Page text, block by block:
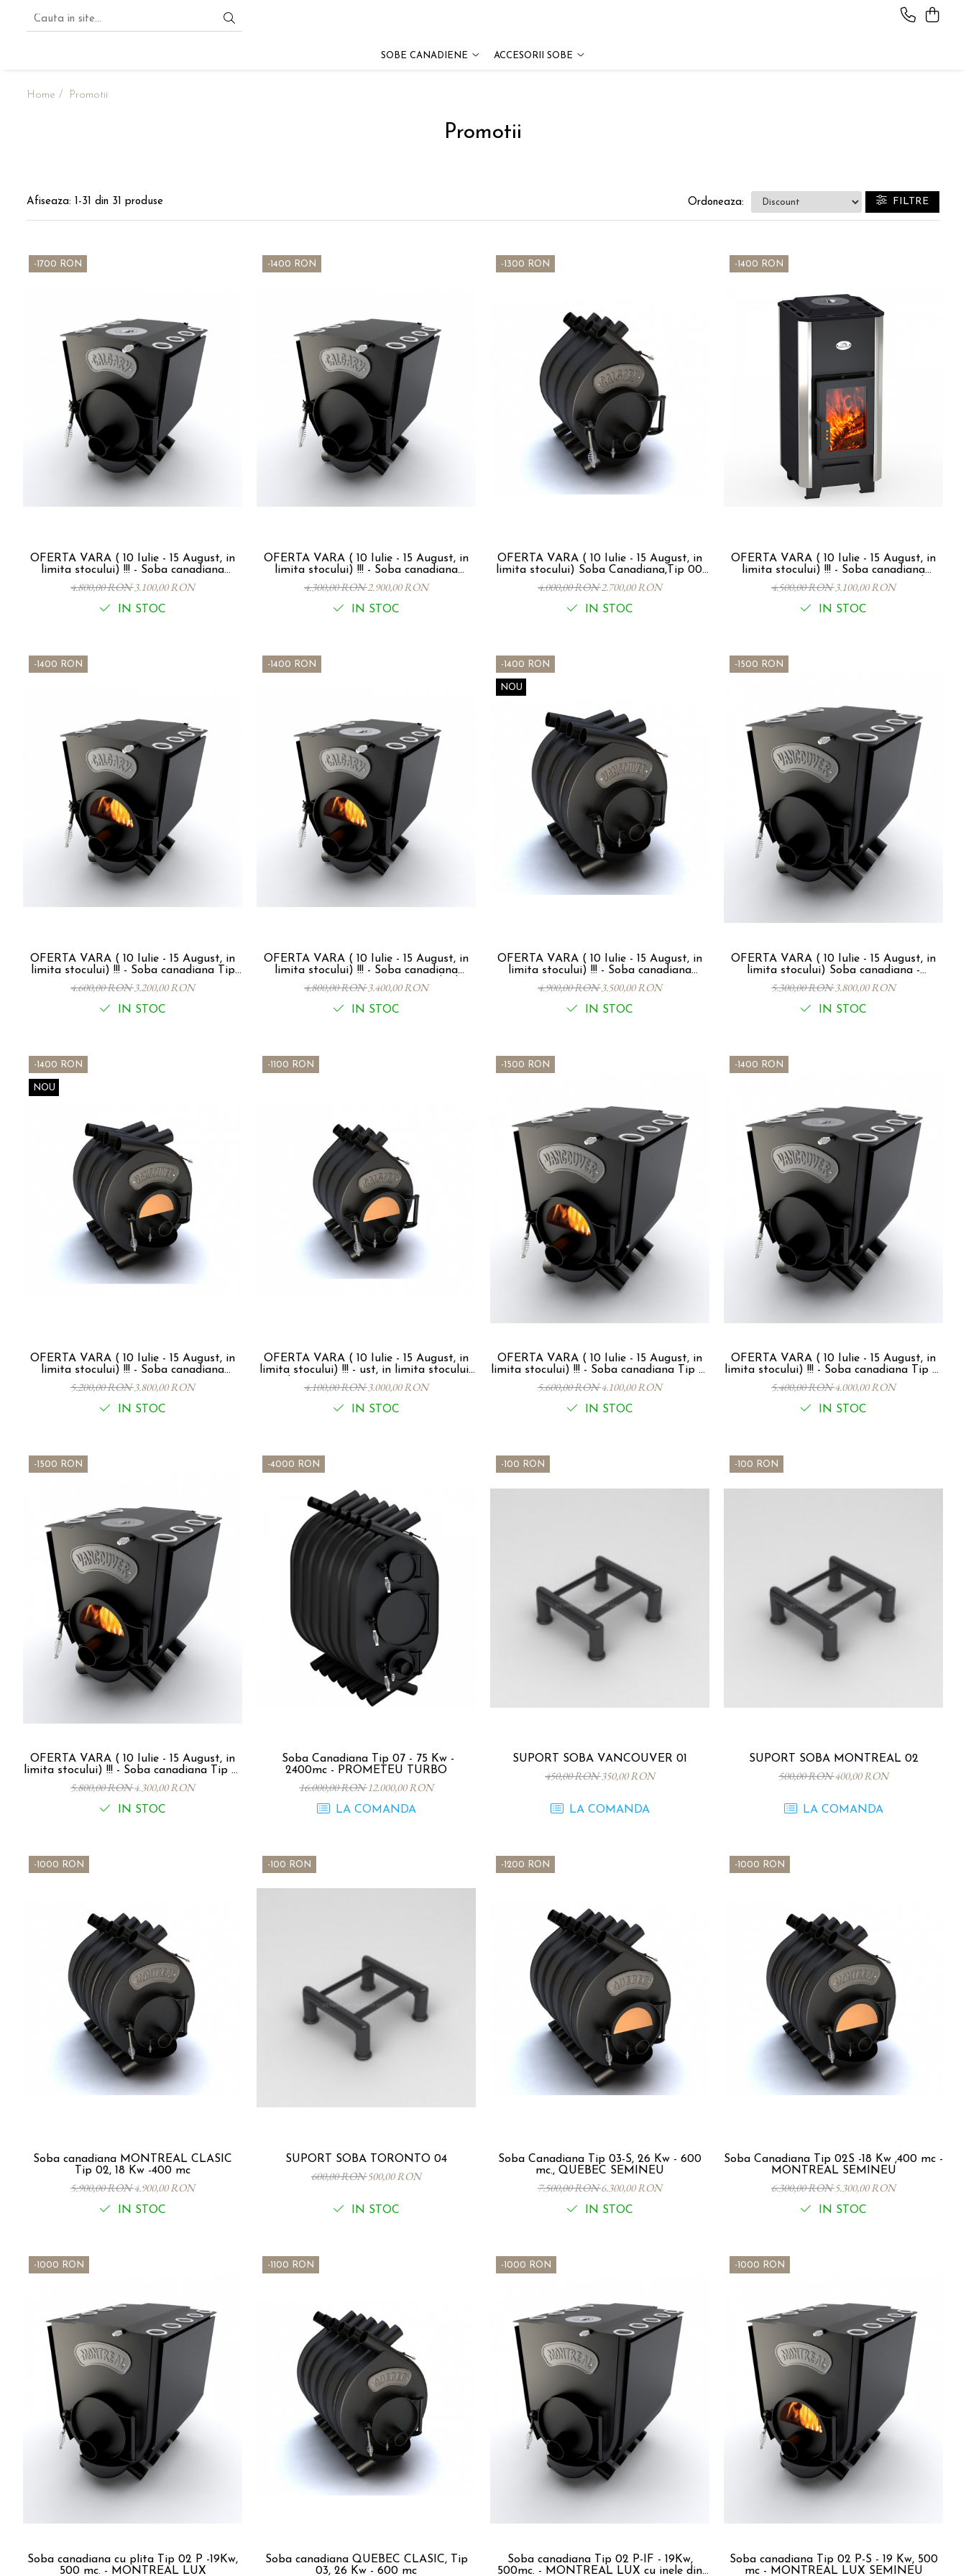
SEMINEU
SOBE CANADIENE ACCESORII SOBE
Home / Promotii
Promotii
Afiseaza: 1-31 din 31 produse FILTRE
Ordoneaza:
-1700 RON
OFERTA VARA ( 10 Iulie - 15 August, in
limita stocului) !!! - Soba canadiana
CALGARY LUX IF Tip 00 P - IF, 7Kw,
130mc
4.800,00 RON3.100,00 RON
IN STOC
-1400 RON
OFERTA VARA ( 10 Iulie - 15 August, in
limita stocului) !!! - Soba canadiana
CALGARY LUX - Tip 00 P, 7Kw, 130mc
4.300,00 RON2.900,00 RON
IN STOC
-1300 RON
OFERTA VARA ( 10 Iulie - 15 August, in
limita stocului) Soba Canadiana,Tip 00,
6Kw -100mc, CALGARY CLASIC
4.000,00 RON2.700,00 RON
IN STOC
-1400 RON
OFERTA VARA ( 10 Iulie - 15 August, in
limita stocului) !!! - Soba canadiana
VERTICAL - SEMINEU CU PLITA, 6kw,
100mc
4.500,00 RON3.100,00 RON
IN STOC
-1400 RON
OFERTA VARA ( 10 Iulie - 15 August, in
limita stocului) !!! - Soba canadiana Tip
00 P-S - 7Kw, 130 mc. - CALGARY LUX
SEMINEU
4.600,00 RON3.200,00 RON
IN STOC
-1400 RON
OFERTA VARA ( 10 Iulie - 15 August, in
limita stocului) !!! - Soba canadiana
CALGARY LUX SEMINEU cu Inele din
Fonta, Tip 00 P-S-IF, 7Kw, 130mc
4.800,00 RON3.400,00 RON
IN STOC
-1400 RON
NOU
OFERTA VARA ( 10 Iulie - 15 August, in
limita stocului) !!! - Soba canadiana
VANCOUVER Tip 01, 11 Kw - 200 mc
4.900,00 RON3.500,00 RON
IN STOC
-1500 RON
OFERTA VARA ( 10 Iulie - 15 August, in
limita stocului) Soba canadiana -
VANCOUVER LUX Tip 01 P - 12Kw, 260
mc.
5.300,00 RON3.800,00 RON
IN STOC
-1400 RON
NOU
OFERTA VARA ( 10 Iulie - 15 August, in
limita stocului) !!! - Soba canadiana
VANCOUVER SEMINEU Tip 01, 11 Kw -
200 mc,
5.200,00 RON3.800,00 RON
IN STOC
-1100 RON
OFERTA VARA ( 10 Iulie - 15 August, in
limita stocului) !!! - ust, in limita stocului)
!!! - Soba canadiana CALGARY SEMINEU,
Tip 00-S, 6Kw - 100mc
4.100,00 RON3.000,00 RON
IN STOC
-1500 RON
OFERTA VARA ( 10 Iulie - 15 August, in
limita stocului) !!! - Soba canadiana Tip 01
P-S - 12Kw, 260 mc. - VANCOUVER LUX
SEMINEU
5.600,00 RON4.100,00 RON
IN STOC
-1400 RON
OFERTA VARA ( 10 Iulie - 15 August, in
limita stocului) !!! - Soba canadiana Tip 01
P-IF -12Kw , 260mc- VANCOUVER LUX
cu inele din fonta -
5.400,00 RON4.000,00 RON
IN STOC
-1500 RON
OFERTA VARA ( 10 Iulie - 15 August, in
limita stocului) !!! - Soba canadiana Tip 01
P-S - IF -12Kw, 260 mc. - VANCOUVER
LUX SEMINEU cu INELE din FONTA
5.800,00 RON4.300,00 RON
IN STOC
-4000 RON
Soba Canadiana Tip 07 - 75 Kw -
2400mc - PROMETEU TURBO
16.000,00 RON12.000,00 RON
LA COMANDA
-100 RON
SUPORT SOBA VANCOUVER 01
450,00 RON350,00 RON
LA COMANDA
-100 RON
SUPORT SOBA MONTREAL 02
500,00 RON400,00 RON
LA COMANDA
-1000 RON
Soba canadiana MONTREAL CLASIC
Tip 02, 18 Kw -400 mc
5.900,00 RON4.900,00 RON
IN STOC
-100 RON
SUPORT SOBA TORONTO 04
600,00 RON500,00 RON
IN STOC
-1200 RON
Soba Canadiana Tip 03-S, 26 Kw - 600
mc., QUEBEC SEMINEU
7.500,00 RON6.300,00 RON
IN STOC
-1000 RON
Soba Canadiana Tip 02S -18 Kw ,400 mc -
MONTREAL SEMINEU
6.300,00 RON5.300,00 RON
IN STOC
-1000 RON
Soba canadiana cu plita Tip 02 P -19Kw,
500 mc. - MONTREAL LUX
-1100 RON
Soba canadiana QUEBEC CLASIC, Tip
03, 26 Kw - 600 mc
-1000 RON
Soba canadiana Tip 02 P-IF - 19Kw,
500mc. - MONTREAL LUX cu inele din
-1000 RON
Soba canadiana Tip 02 P-S - 19 Kw, 500
mc - MONTREAL LUX SEMINEU